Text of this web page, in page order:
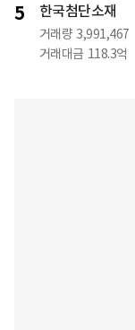
5 한국첨단소재
거래량 3,991,467
거래대금 118.3억